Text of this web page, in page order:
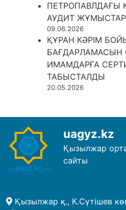
ПЕТРОПАВЛДАҒЫ
АУДИТ
09.06.2026
ҚҰРАН КӘРІМ
БАҒДАРЛАМАСЫН
ИМАМДАРҒА
ТАБЫСТАЛДЫ
20.05.2026
uagyz.kz
Қызылжар
сайты
Қызылжар қ., К.Сүтішев